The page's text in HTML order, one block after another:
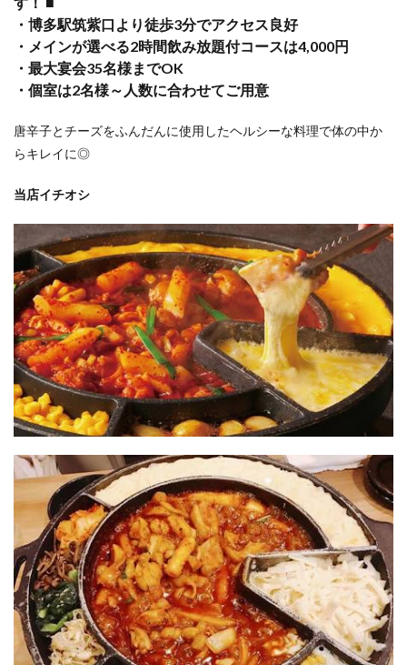
・博多駅筑紫口より徒歩3分でアクセス良好
・メインが選べる2時間飲み放題付コースは4,000円
・最大宴会35名様までOK
・個室は2名様～人数に合わせてご用意
唐辛子とチーズをふんだんに使用したヘルシーな料理で体の中か
らキレイに◎
当店イチオシ